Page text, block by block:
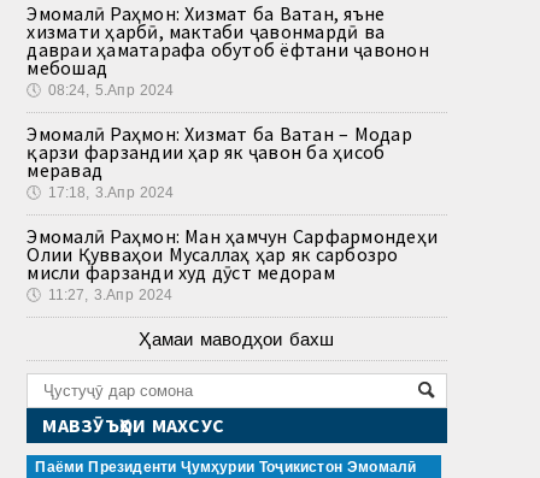
Эмомалӣ Раҳмон: Хизмат ба Ватан, яъне
хизмати ҳарбӣ, мактаби ҷавонмардӣ ва
давраи ҳаматарафа обутоб ёфтани ҷавонон
мебошад
🕔 08:24, 5.Апр 2024
Эмомалӣ Раҳмон: Хизмат ба Ватан – Модар
қарзи фарзандии ҳар як ҷавон ба ҳисоб
меравад
🕔 17:18, 3.Апр 2024
Эмомалӣ Раҳмон: Ман ҳамчун Сарфармондеҳи
Олии Қувваҳои Мусаллаҳ ҳар як сарбозро
мисли фарзанди худ дӯст медорам
🕔 11:27, 3.Апр 2024
Ҳамаи маводҳои бахш
МАВЗӮЪҲОИ МАХСУС
Паёми Президенти Ҷумҳурии Тоҷикистон Эмомалӣ